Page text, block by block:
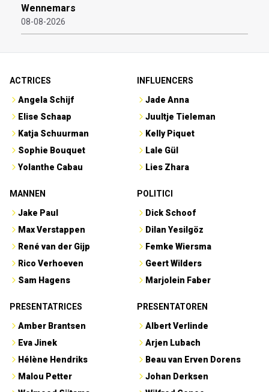
Wennemars
08-08-2026
ACTRICES
Angela Schijf
Elise Schaap
Katja Schuurman
Sophie Bouquet
Yolanthe Cabau
INFLUENCERS
Jade Anna
Juultje Tieleman
Kelly Piquet
Lale Gül
Lies Zhara
MANNEN
Jake Paul
Max Verstappen
René van der Gijp
Rico Verhoeven
Sam Hagens
POLITICI
Dick Schoof
Dilan Yesilgöz
Femke Wiersma
Geert Wilders
Marjolein Faber
PRESENTATRICES
Amber Brantsen
Eva Jinek
Hélène Hendriks
Malou Petter
PRESENTATOREN
Albert Verlinde
Arjen Lubach
Beau van Erven Dorens
Johan Derksen